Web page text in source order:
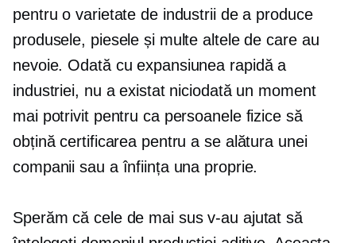
pentru o varietate de industrii de a produce
produsele, piesele și multe altele de care au
nevoie. Odată cu expansiunea rapidă a
industriei, nu a existat niciodată un moment
mai potrivit pentru ca persoanele fizice să
obțină certificarea pentru a se alătura unei
companii sau a înființa una proprie.
Sperăm că cele de mai sus v-au ajutat să